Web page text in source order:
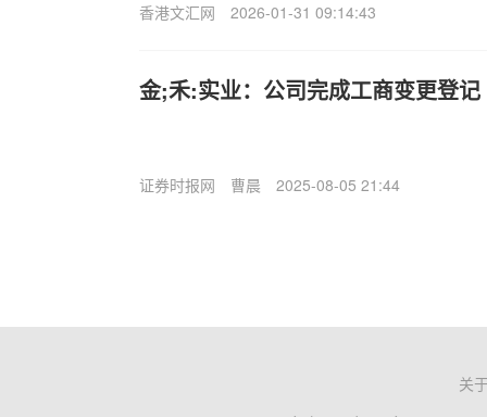
香港文汇网 2026-01-31 09:14:43
金;禾:实业：公司完成工商变更登记
证券时报网 曹晨 2025-08-05 21:44
关